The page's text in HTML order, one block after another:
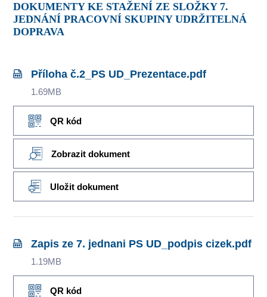
DOKUMENTY KE STAŽENÍ ZE SLOŽKY 7.
JEDNÁNÍ PRACOVNÍ SKUPINY UDRŽITELNÁ
DOPRAVA
Příloha č.2_PS UD_Prezentace.pdf
1.69MB
QR kód
Zobrazit dokument
Uložit dokument
Zapis ze 7. jednani PS UD_podpis cizek.pdf
1.19MB
QR kód